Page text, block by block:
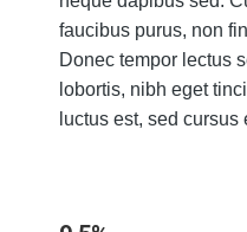
faucibus purus, non
Donec tempor lectus
lobortis, nibh eget
luctus est, sed